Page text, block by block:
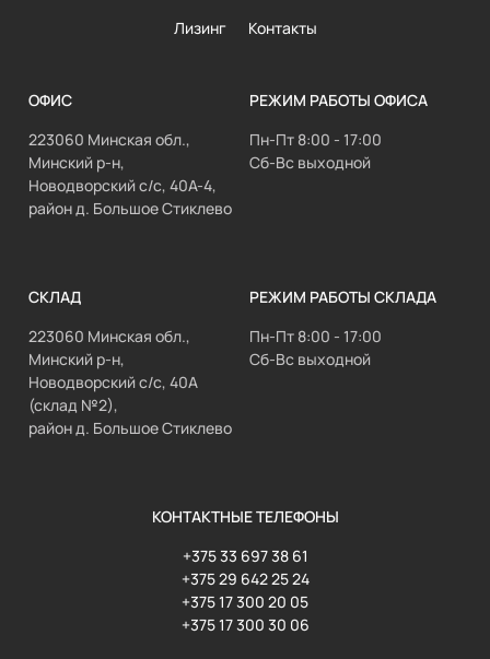
Лизинг
Контакты
ОФИС
223060 Минская обл.,
Минский р-н,
Новодворский с/с, 40А-4,
район д. Большое Стиклево
РЕЖИМ РАБОТЫ ОФИСА
Пн-Пт 8:00 - 17:00
Сб-Вс выходной
СКЛАД
223060 Минская обл.,
Минский р-н,
Новодворский с/с, 40А
(склад №2),
район д. Большое Стиклево
РЕЖИМ РАБОТЫ СКЛАДА
Пн-Пт 8:00 - 17:00
Сб-Вс выходной
КОНТАКТНЫЕ ТЕЛЕФОНЫ
+375 33 697 38 61
+375 29 642 25 24
+375 17 300 20 05
+375 17 300 30 06